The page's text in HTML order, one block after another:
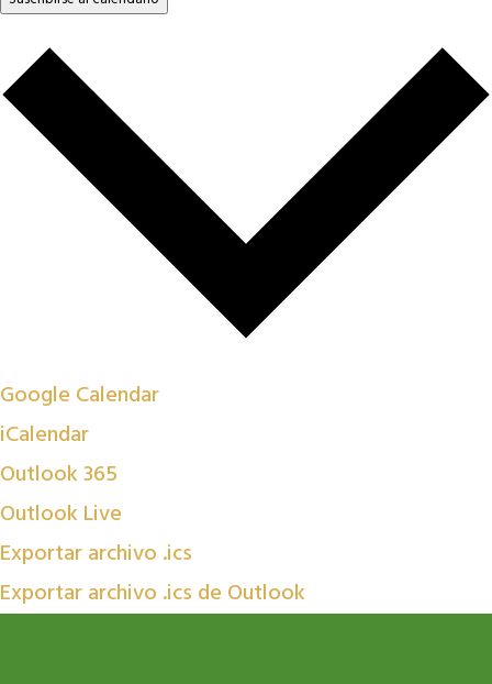
Google Calendar
iCalendar
Outlook 365
Outlook Live
Exportar archivo .ics
Exportar archivo .ics de Outlook